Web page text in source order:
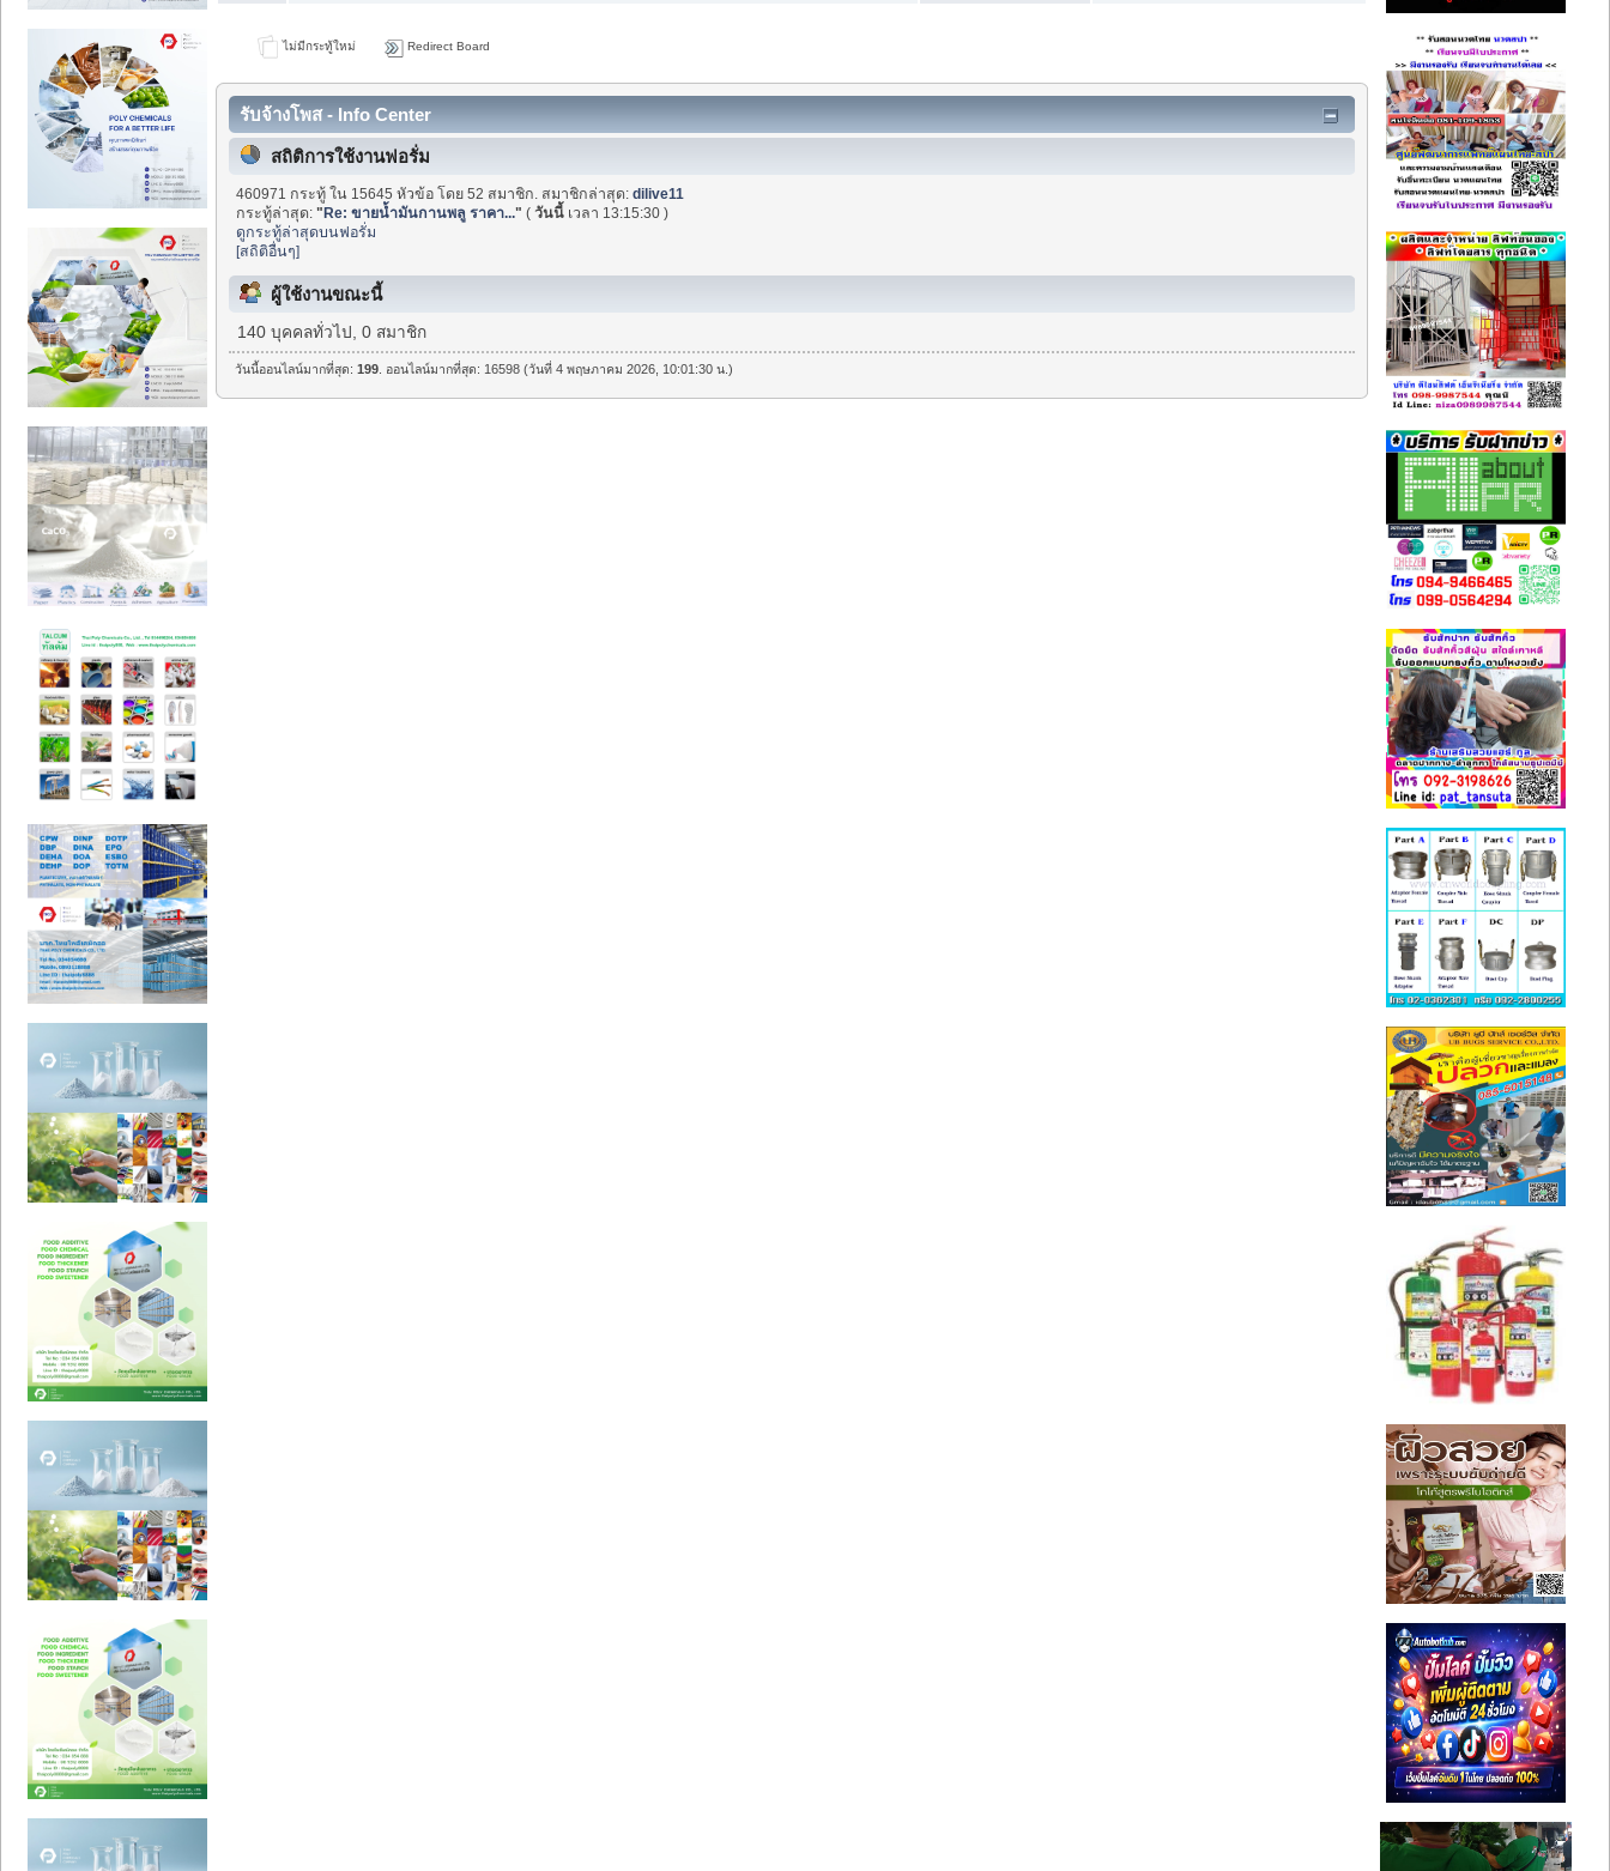
ไม่มีกระทู้ใหม่ Redirect Board
รับจ้างโพส - Info Center
สถิติการใช้งานฟอรั่ม
460971 กระทู้ ใน 15645 หัวข้อ โดย 52 สมาชิก. สมาชิกล่าสุด:dilive11
กระทู้ล่าสุด:"Re: ขายน้ำมันกานพลู ราคา..." (วันนี้ เวลา 13:15:30 )
ดูกระทู้ล่าสุดบนฟอรั่ม
[สถิติอื่นๆ]
ผู้ใช้งานขณะนี้
140 บุคคลทั่วไป, 0 สมาชิก
วันนี้ออนไลน์มากที่สุด:199 . ออนไลน์มากที่สุด: 16598 (วันที่ 4 พฤษภาคม 2026, 10:01:30 น.)